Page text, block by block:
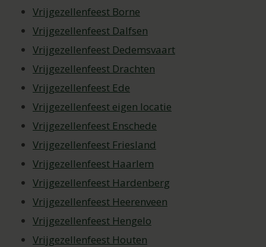
Vrijgezellenfeest Borne
Vrijgezellenfeest Dalfsen
Vrijgezellenfeest Dedemsvaart
Vrijgezellenfeest Drachten
Vrijgezellenfeest Ede
Vrijgezellenfeest eigen locatie
Vrijgezellenfeest Enschede
Vrijgezellenfeest Friesland
Vrijgezellenfeest Haarlem
Vrijgezellenfeest Hardenberg
Vrijgezellenfeest Heerenveen
Vrijgezellenfeest Hengelo
Vrijgezellenfeest Houten